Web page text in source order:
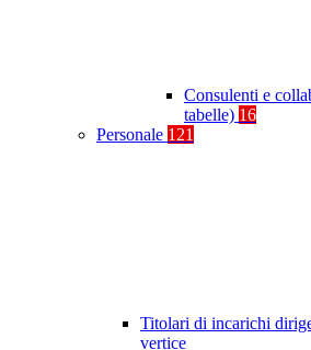
Consulenti e
tabelle) 16
Personale 121
Titolari di incarichi
vertice